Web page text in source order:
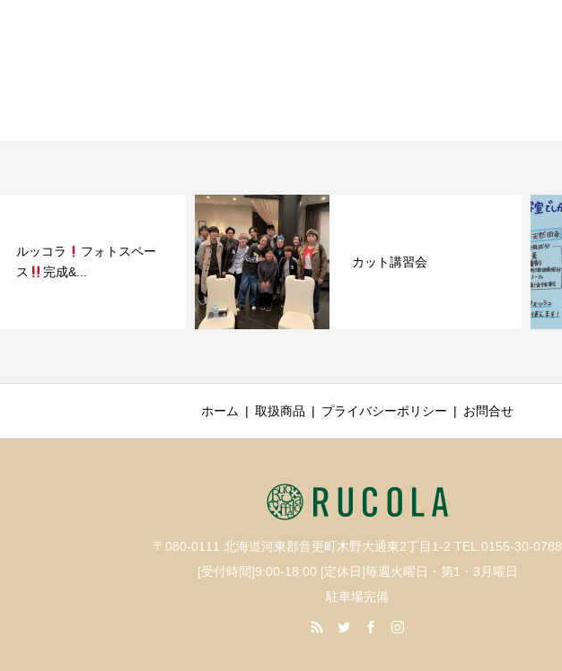
ルッコラ
フォトスペー
ス
完成&...
カット講習会
ホーム 取扱商品 プライバシーポリシー お問合せ
〒080-0111 北海道河東郡音更町木野大通東2丁目1-2 TEL.0155-30-0788
[受付時間]9:00-18:00 [定休日]毎週火曜日・第1・3月曜日
駐車場完備